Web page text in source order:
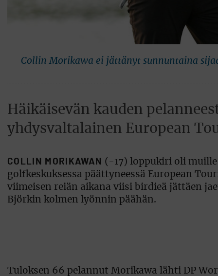
Collin Morikawa ei jättänyt sunnuntaina
Häikäisevän kauden
yhdysvaltalainen European
COLLIN MORIKAWAN (-17) loppukiri oli
golfkeskuksessa päättyneessä European
viimeisen reiän aikana viisi birdieä jättäen
Björkin kolmen lyönnin päähän.
Tuloksen 66 pelannut Morikawa lähti DP